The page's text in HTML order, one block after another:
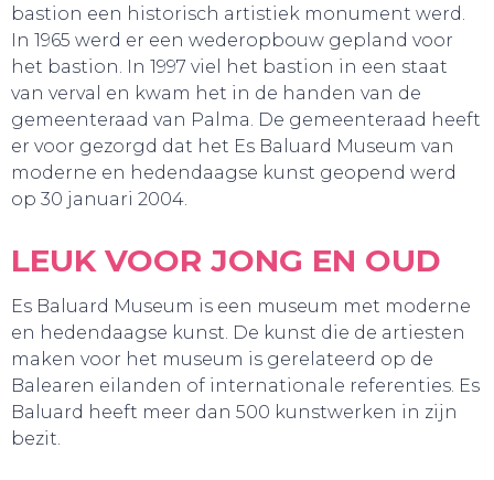
bastion een historisch artistiek monument werd.
In 1965 werd er een wederopbouw gepland voor
het bastion. In 1997 viel het bastion in een staat
van verval en kwam het in de handen van de
gemeenteraad van Palma. De gemeenteraad heeft
er voor gezorgd dat het Es Baluard Museum van
moderne en hedendaagse kunst geopend werd
op 30 januari 2004.
LEUK VOOR JONG EN OUD
Es Baluard Museum is een museum met moderne
en hedendaagse kunst. De kunst die de artiesten
maken voor het museum is gerelateerd op de
Balearen eilanden of internationale referenties. Es
Baluard heeft meer dan 500 kunstwerken in zijn
bezit.